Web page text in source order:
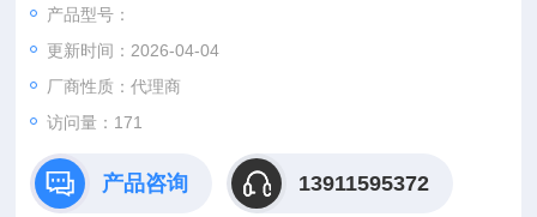
E信号调节 9X-CI 9通道IEPE和PE电荷信号调节（通道可选）
产品型号：
更新时间：2026-04-04
厂商性质：代理商
访问量：171
产品咨询 13911595372